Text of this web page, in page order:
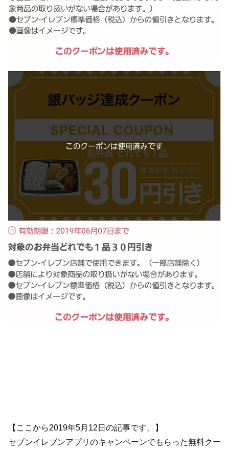
【ここから2019年5月12日の記事です。】
セブンイレブンアプリのキャンペーンでもらった無料クー